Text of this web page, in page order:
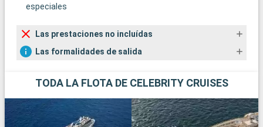
especiales
Las prestaciones no incluídas
Las formalidades de salida
TODA LA FLOTA DE CELEBRITY CRUISES